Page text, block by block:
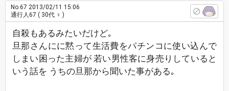
No.67 2013/02/11 15:06
通行人67 ( 30代 ♀ )
自殺もあるみたいだけど｡
旦那さんにに黙って生活費をパチンコに使い込んで
しまい困った主婦が 若い男性客に身売りしていると
いう話を うちの旦那から聞いた事がある｡